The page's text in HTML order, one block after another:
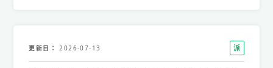
更新日 2026-07-13
派
遣